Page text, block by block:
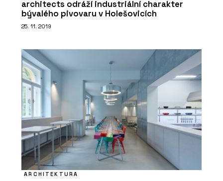
architects odráží industriální charakter
bývalého pivovaru v Holešovicích
25. 11. 2019
ARCHITEKTURA